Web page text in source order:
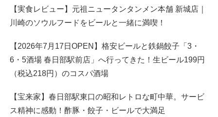
【実食レビュー】元祖ニュータンタンメン本舗 新城店｜
川崎のソウルフードをビールと一緒に満喫！
【2026年7月17日OPEN】格安ビールと鉄鍋餃子「3・
6・5酒場 春日部駅前店」へ行ってきた！生ビール199円
（税込218円）のコスパ酒場
【宝来家】春日部駅東口の昭和レトロな町中華。サービ
ス精神に感動！酢豚・餃子・ビールで大満足